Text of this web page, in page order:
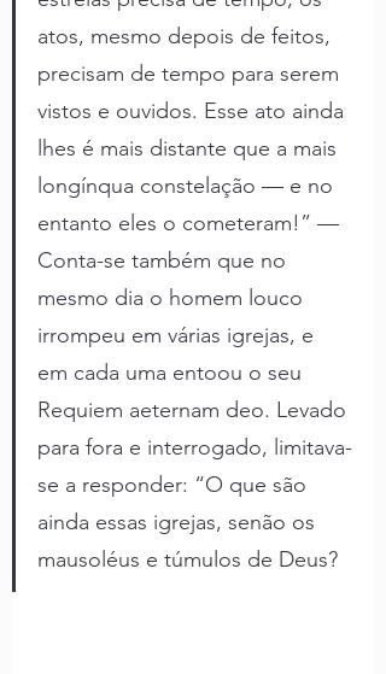
atos, mesmo depois de feitos,
precisam de tempo para serem
vistos e ouvidos. Esse ato ainda
lhes é mais distante que a mais
longínqua constelação — e no
entanto eles o cometeram!” —
Conta-se também que no
mesmo dia o homem louco
irrompeu em várias igrejas, e
em cada uma entoou o seu
Requiem aeternam deo. Levado
para fora e interrogado, limitava-
se a responder: “O que são
ainda essas igrejas, senão os
mausoléus e túmulos de Deus?